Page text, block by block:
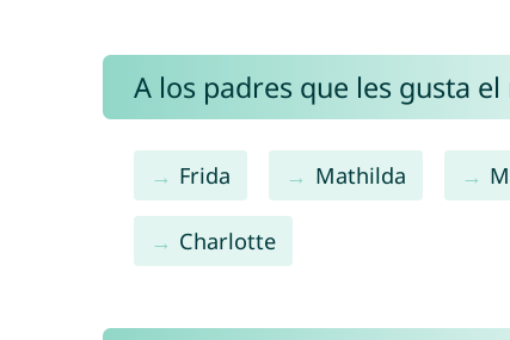
A los padres que les gusta
Frida Mathilda
Charlotte